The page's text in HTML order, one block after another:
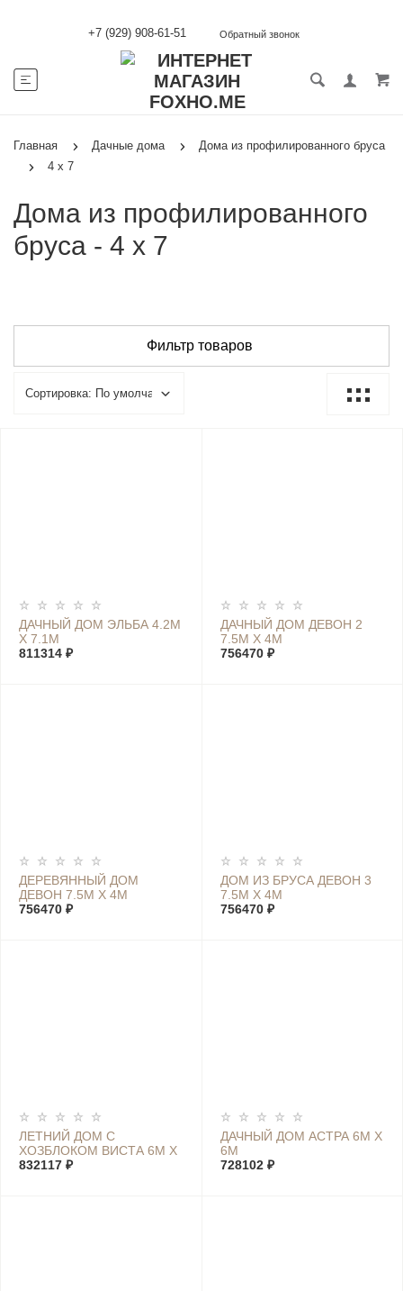
+7 (929) 908-61-51 Обратный звонок
Главная Дачные дома
Дома из профилированного бруса
4 х 7
Дома из профилированного
бруса - 4 х 7
Фильтр товаров
ДАЧНЫЙ ДОМ ЭЛЬБА 4.2М
Х 7.1М
811314 ₽
ДАЧНЫЙ ДОМ ДЕВОН 2
7.5М Х 4М
756470 ₽
ДЕРЕВЯННЫЙ ДОМ
ДЕВОН 7.5М Х 4М
756470 ₽
ДОМ ИЗ БРУСА ДЕВОН 3
7.5М Х 4М
756470 ₽
ЛЕТНИЙ ДОМ С
ХОЗБЛОКОМ ВИСТА 6М Х
7,4М
832117 ₽
ДАЧНЫЙ ДОМ АСТРА 6М Х
6М
728102 ₽